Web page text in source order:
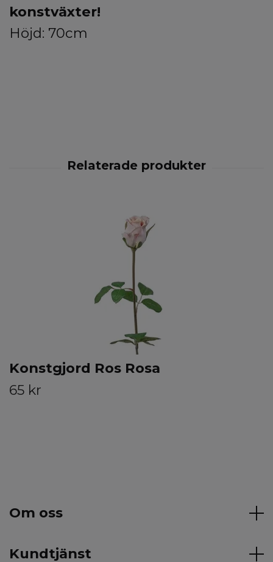
konstväxter!
Höjd: 70cm
Konstgjord Ros Rosa
65 kr
Om oss
Kundtjänst